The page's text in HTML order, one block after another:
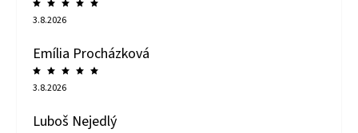
3.8.2026
Emília Procházková
3.8.2026
Luboš Nejedlý